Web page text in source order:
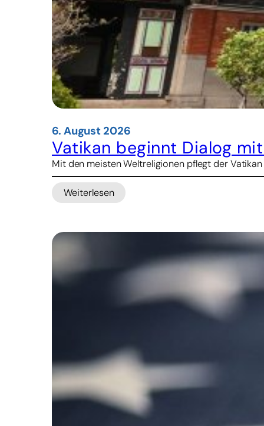
6. August 2026
Vatikan beginnt Dialog
Mit den meisten Weltreligionen pflegt der
Weiterlesen
:
Konfuzianern